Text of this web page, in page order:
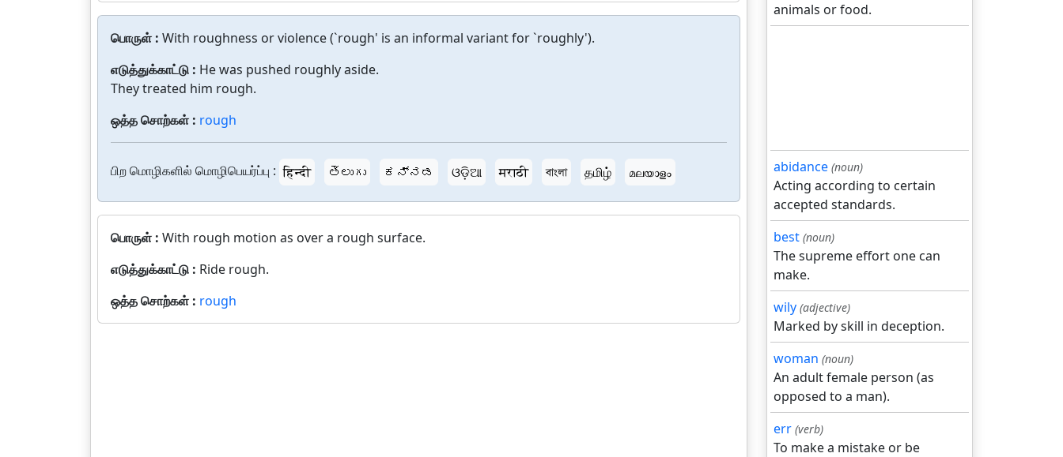
பொருள் : With roughness or violence (`rough' is an informal variant for `roughly').
எடுத்துக்காட்டு : He was pushed roughly aside.
They treated him rough.
ஒத்த சொற்கள் : rough
பிற மொழிகளில் மொழிபெயர்ப்பு : हिन्दी తెలుగు ಕನ್ನಡ ଓଡ଼ିଆ मराठी বাংলা தமிழ் മലയാളം
பொருள் : With rough motion as over a rough surface.
எடுத்துக்காட்டு : Ride rough.
ஒத்த சொற்கள் : rough
animals or food.
abidance (noun)
Acting according to certain
accepted standards.
best (noun)
The supreme effort one can
make.
wily (adjective)
Marked by skill in deception.
woman (noun)
An adult female person (as
opposed to a man).
err (verb)
To make a mistake or be